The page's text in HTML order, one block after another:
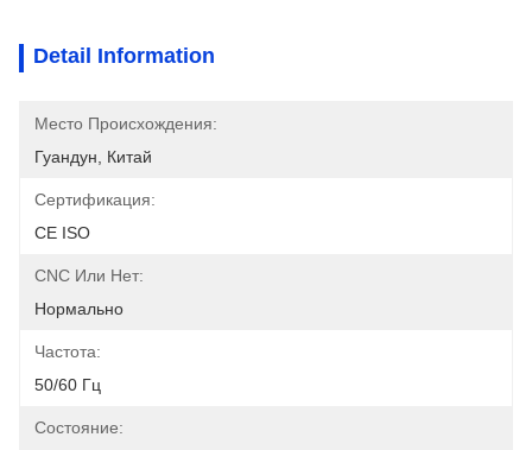
Detail Information
Место Происхождения:
Гуандун, Китай
Сертификация:
CE ISO
CNC Или Нет:
Нормально
Частота:
50/60 Гц
Состояние: